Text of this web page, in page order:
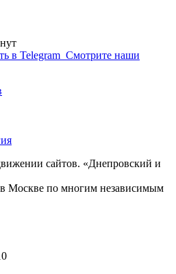
в Telegram Смотрите наши
сайтов. «Днепровский и
Москве по многим независимым